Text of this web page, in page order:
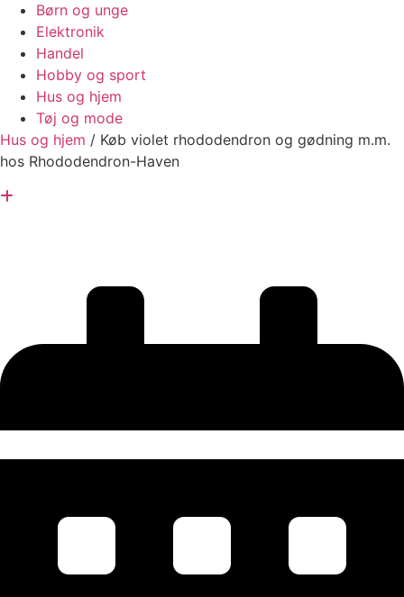
Børn og unge
Elektronik
Handel
Hobby og sport
Hus og hjem
Tøj og mode
Hus og hjem / Køb violet rhododendron og gødning m.m.
hos Rhododendron-Haven